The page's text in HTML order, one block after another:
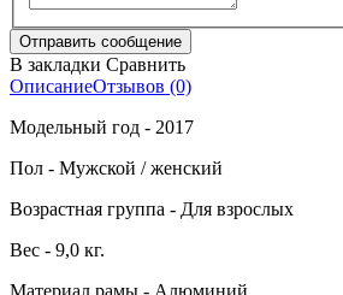
В закладки Сравнить
ОписаниеОтзывов (0)
Модельный год - 2017
Пол - Мужской / женский
Возрастная группа - Для взрослых
Вес - 9,0 кг.
Материал рамы - Алюминий